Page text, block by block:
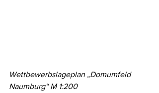
Wettbewerbslageplan „Domumfeld
Naumburg“ M 1:200